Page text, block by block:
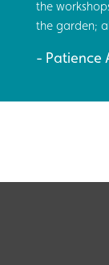
the
the garden;
Patience